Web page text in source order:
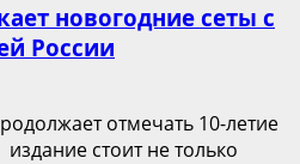
новогодние сеты с
России
отмечать 10-летие
стоит не только